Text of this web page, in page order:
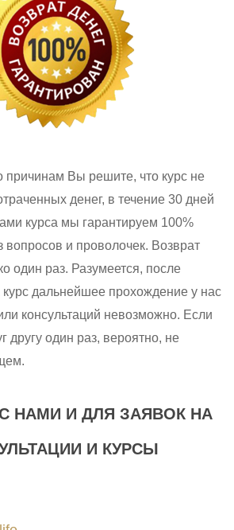
причинам Вы решите, что курс не
денег, в течение 30 дней
курса мы гарантируем 100%
вопросов и проволочек. Возврат
один раз. Разумеется, после
курс дальнейшее прохождение у нас
консультаций невозможно. Если
другу один раз, вероятно, не
НАМИ И ДЛЯ ЗАЯВОК НА
И КУРСЫ